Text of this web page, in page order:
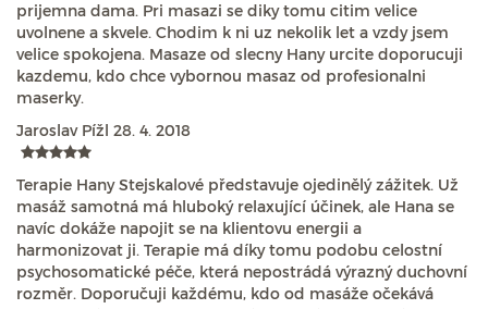
prijemna dama. Pri masazi se diky tomu citim velice
uvolnene a skvele. Chodim k ni uz nekolik let a vzdy jsem
velice spokojena. Masaze od slecny Hany urcite doporucuji
kazdemu, kdo chce vybornou masaz od profesionalni
maserky.
Jaroslav Pížl 28. 4. 2018
Terapie Hany Stejskalové představuje ojedinělý zážitek. Už
masáž samotná má hluboký relaxující účinek, ale Hana se
navíc dokáže napojit se na klientovu energii a
harmonizovat ji. Terapie má díky tomu podobu celostní
psychosomatické péče, která nepostrádá výrazný duchovní
rozměr. Doporučuji každému, kdo od masáže očekává